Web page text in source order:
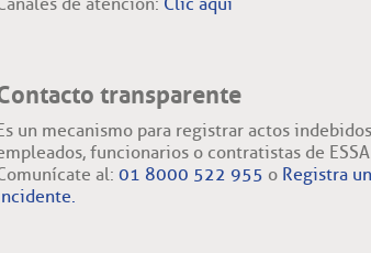
transparente
un mecanismo para registrar actos
funcionarios o contratistas de
al: 01 8000 522 955 o Registra un